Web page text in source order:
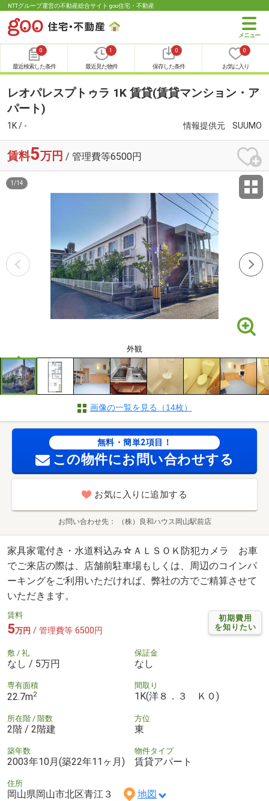
NTTグループ運営の不動産総合サイト goo住宅・不動産
0
最近検索した条件
1
最近見た物件
0
保存した条件
0
お気に入り
レオパレスプトゥラ 1K 賃貸(賃貸マンション・ア
パート)
1K / - 情報提供元 SUUMO
賃料5万円 / 管理費等6500円
外観
1 /14
画像の一覧を見る（14枚）
無料・簡単2項目！
この物件にお問い合わせする
お気に入りに追加する
お問い合わせ先 （株）良和ハウス岡山駅前店
家具家電付き・水道料込み☆ＡＬＳＯＫ防犯カメラ お車
でご来店の際は、店舗前駐車場もしくは、周辺のコインパ
ーキングをご利用いただければ、弊社の方でご精算させて
いただきます。
初期費用
を知りたい
賃料
5万円 / 管理費等 6500円
敷 / 礼
なし / 5万円
保証金
なし
専有面積
22.7m2
間取り
1K(洋８．３ Ｋ０)
所在階 / 階数
2階 / 2階建
方位
東
築年数
2003年10月(築22年11ヶ月)
物件タイプ
賃貸アパート
住所
岡山県岡山市北区青江３ 地図